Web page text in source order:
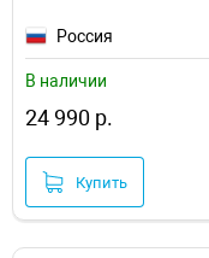
Россия
В наличии
24 990 р.
Купить